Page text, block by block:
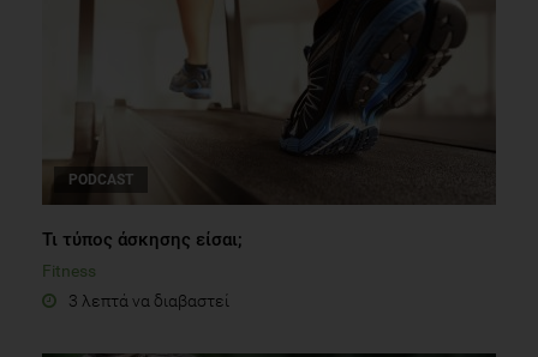
PODCAST
Τι τύπος άσκησης είσαι;
Fitness
3 λεπτά να διαβαστεί